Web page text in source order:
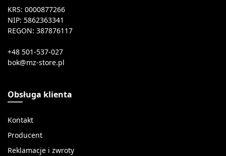
KRS: 0000877266
NIP: 5862363341
REGON: 387876117
+48 501-537-027
Obsługa klienta
Kontakt
Producent
Reklamacje i zwroty